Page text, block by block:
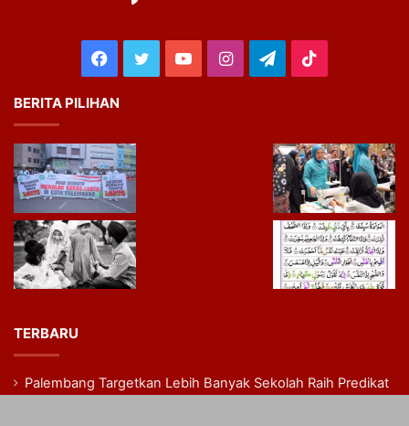
Facebook
TwitterYouTubeInstagram
Telegram
BERITA PILIHAN
TERBARU
Palembang Targetkan Lebih Banyak Sekolah Raih Predikat